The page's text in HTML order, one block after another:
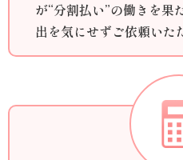
が“分割払い”の働きを果
出を気にせずご依頼いた